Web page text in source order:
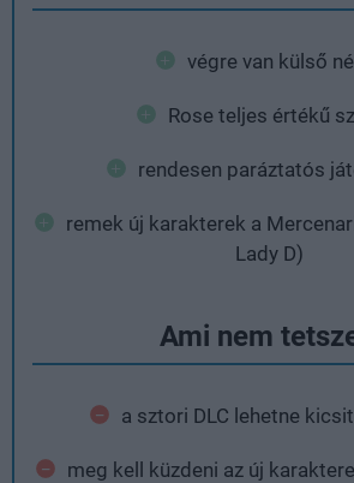
végre van külső
Rose teljes értékű
rendesen paráztatós
remek új karakterek a
Lady D)
Ami nem
a sztori DLC lehetne
meg kell küzdeni az új